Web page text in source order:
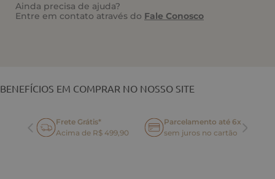
Ainda precisa de ajuda?
Entre em contato através do Fale Conosco
BENEFÍCIOS EM COMPRAR NO NOSSO SITE
Frete Grátis*
Acima de R$ 499,90
Parcelamento até 6x
sem juros no cartão